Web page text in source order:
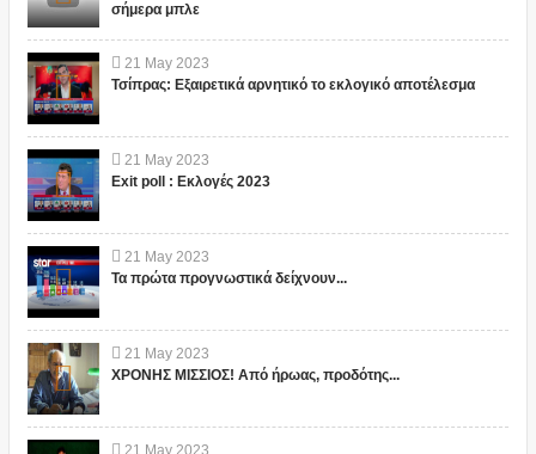
σήμερα μπλε
21 May 2023
Τσίπρας: Εξαιρετικά αρνητικό το εκλογικό αποτέλεσμα
21 May 2023
Exit poll : Εκλογές 2023
21 May 2023
Τα πρώτα προγνωστικά δείχνουν...
21 May 2023
ΧΡΟΝΗΣ ΜΙΣΣΙΟΣ! Από ήρωας, προδότης...